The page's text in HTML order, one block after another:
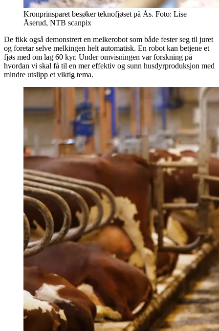
Kronprinsparet besøker teknofjøset på Ås. Foto: Lise
Åserud, NTB scanpix
De fikk også demonstrert en melkerobot som både fester seg til juret
og foretar selve melkingen helt automatisk. En robot kan betjene et
fjøs med om lag 60 kyr. Under omvisningen var forskning på
hvordan vi skal få til en mer effektiv og sunn husdyrproduksjon med
mindre utslipp et viktig tema.